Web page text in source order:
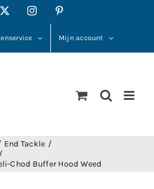
Instagram
Mijn account
End Tackle
Chod Buffer Hood Weed